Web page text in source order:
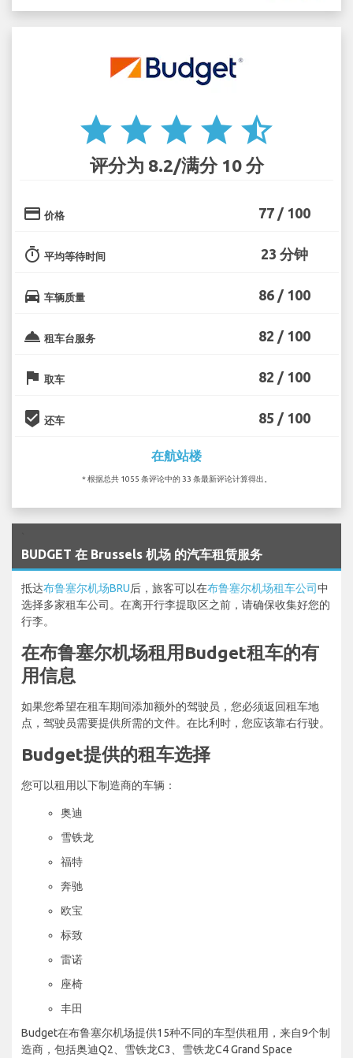
star star star star star_half
评分为 8.2/满分 10 分
credit_card 价格 77 / 100
timer 平均等待时间 23 分钟
directions_car 车辆质量 86 / 100
room_service 租车台服务 82 / 100
flag 取车 82 / 100
beenhere 还车 85 / 100
在航站楼
* 根据总共 1055 条评论中的 33 条最新评论计算得出。
BUDGET 在 Brussels 机场 的汽车租赁服务
抵达布鲁塞尔机场BRU后，旅客可以在布鲁塞尔机场租车公司中
选择多家租车公司。在离开行李提取区之前，请确保收集好您的
行李。
在布鲁塞尔机场租用Budget租车的有
用信息
如果您希望在租车期间添加额外的驾驶员，您必须返回租车地
点，驾驶员需要提供所需的文件。在比利时，您应该靠右行驶。
Budget提供的租车选择
您可以租用以下制造商的车辆：
奥迪
雪铁龙
福特
奔驰
欧宝
标致
雷诺
座椅
丰田
Budget在布鲁塞尔机场提供15种不同的车型供租用，来自9个制
造商，包括奥迪Q2、雪铁龙C3、雪铁龙C4 Grand Space